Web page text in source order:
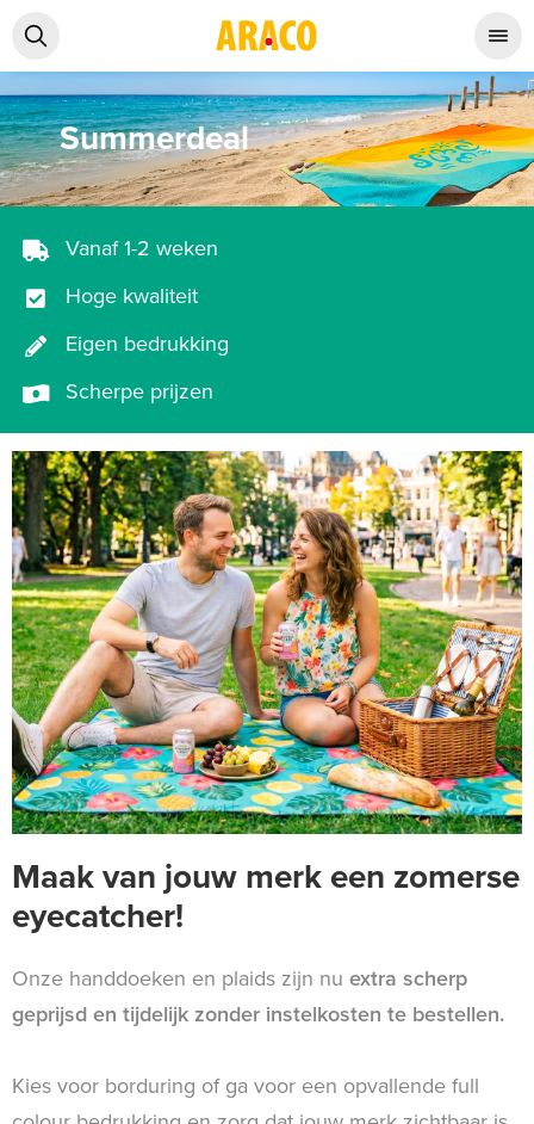
Summerdeal
Vanaf 1-2 weken
Hoge kwaliteit
Eigen bedrukking
Scherpe prijzen
Maak van jouw merk een zomerse
eyecatcher!
Onze handdoeken en plaids zijn nu extra scherp
geprijsd en tijdelijk zonder instelkosten te bestellen.
Kies voor borduring of ga voor een opvallende full